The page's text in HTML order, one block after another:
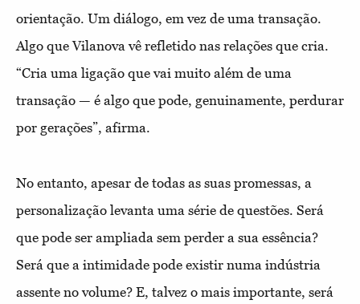
orientação. Um diálogo, em vez de uma transação.
Algo que Vilanova vê refletido nas relações que cria.
“Cria uma ligação que vai muito além de uma
transação — é algo que pode, genuinamente, perdurar
por gerações”, afirma.
No entanto, apesar de todas as suas promessas, a
personalização levanta uma série de questões. Será
que pode ser ampliada sem perder a sua essência?
Será que a intimidade pode existir numa indústria
assente no volume? E, talvez o mais importante, será